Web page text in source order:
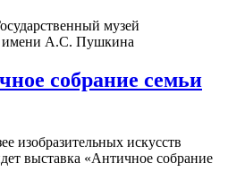
музей
имени А.С. Пушкина
собрание семьи
изобразительных искусств
выставка «Античное собрание